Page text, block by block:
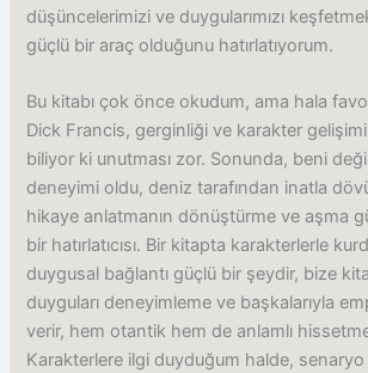
düşüncelerimizi ve duygularımızı
güçlü bir araç olduğunu hatırlatıyorum.
Bu kitabı çok önce okudum, ama hala
Dick Francis, gerginliği ve karakter
biliyor ki unutması zor. Sonunda, beni
deneyimi oldu, deniz tarafından inatla
hikaye anlatmanın dönüştürme ve aşma
bir hatırlatıcısı. Bir kitapta karakterlerle
duygusal bağlantı güçlü bir şeydir, bize
duyguları deneyimleme ve başkalarıyla
verir, hem otantik hem de anlamlı
Karakterlere ilgi duyduğum halde, senaryo